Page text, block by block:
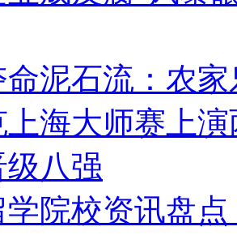
命泥石流：农
海大师赛上
八强
学院校资讯盘